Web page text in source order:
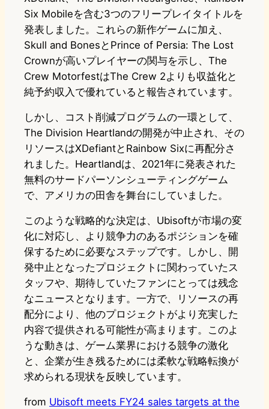
Six Mobileを含む3つのフリープレイタイトルを
発表しました。これらの新作ゲームに加え、
Skull and BonesとPrince of Persia: The Lost
Crownが高いプレイヤーの関与を示し、The
Crew MotorfestはThe Crew 2よりも収益化と
純予約収入で優れていると報告されています。
しかし、コスト削減プログラムの一環として、
The Division Heartlandの開発が中止され、その
リソースはXDefiantとRainbow Sixに再配分さ
れました。Heartlandは、2021年に発表された
無料のサードパーソンシューティングゲーム
で、アメリカの田舎を舞台にしていました。
このような戦略的な決定は、Ubisoftが市場の変
化に対応し、より競争力のあるポジションを確
保するために必要なステップです。しかし、開
発中止となったプロジェクトに関わっていたス
タッフや、期待していたファンにとっては残念
なニュースとなります。一方で、リソースの再
配分により、他のプロジェクトがより充実した
内容で提供される可能性が高まります。このよ
うな動きは、ゲーム業界における競争の激化
と、企業が生き残るためには柔軟な戦略転換が
求められる現状を反映しています。
from Ubisoft meets FY24 sales targets at the